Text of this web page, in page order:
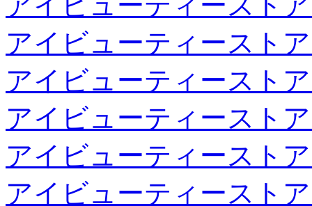
アイビューティースト
アイビューティースト
アイビューティースト
アイビューティースト
アイビューティースト